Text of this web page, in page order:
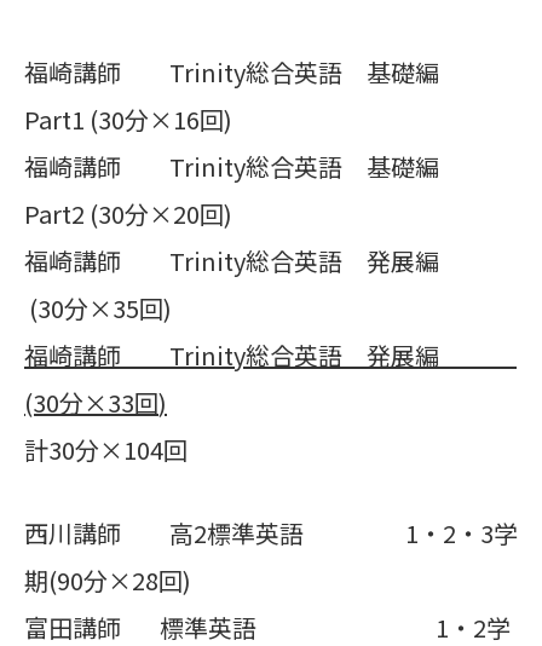
福崎講師 Trinity総合英語 基礎編
Part1 (30分×16回)
福崎講師 Trinity総合英語 基礎編
Part2 (30分×20回)
福崎講師 Trinity総合英語 発展編
(30分×35回)
福崎講師 Trinity総合英語 発展編
(30分×33回)
計30分×104回
西川講師 高2標準英語 1・2・3学
期(90分×28回)
富田講師 標準英語 1・2学